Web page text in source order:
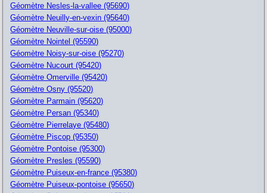
Géomètre Nesles-la-vallee (95690)
Géomètre Neuilly-en-vexin (95640)
Géomètre Neuville-sur-oise (95000)
Géomètre Nointel (95590)
Géomètre Noisy-sur-oise (95270)
Géomètre Nucourt (95420)
Géomètre Omerville (95420)
Géomètre Osny (95520)
Géomètre Parmain (95620)
Géomètre Persan (95340)
Géomètre Pierrelaye (95480)
Géomètre Piscop (95350)
Géomètre Pontoise (95300)
Géomètre Presles (95590)
Géomètre Puiseux-en-france (95380)
Géomètre Puiseux-pontoise (95650)